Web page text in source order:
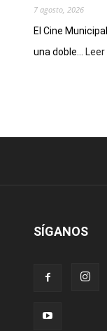
7 agosto, 2026
El Cine
una doble...
SÍGANOS